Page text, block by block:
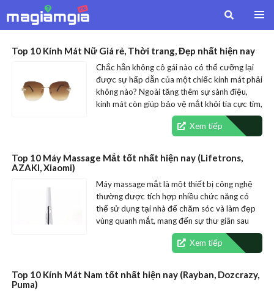
Top 10 Kính Mát Nữ Giá rẻ, Thời trang, Đẹp nhất hiện nay
Chắc hẳn không cô gái nào có thể cưỡng lại
được sự hấp dẫn của một chiếc kính mát phải
không nào? Ngoài tăng thêm sự sành điệu,
kính mát còn giúp bảo vệ mắt khỏi tia cực tím,
Xem tiếp
Top 10 Máy Massage Mắt tốt nhất hiện nay (Lifetrons,
AZAKI, Xiaomi)
Máy massage mắt là một thiết bị công nghệ
thường được tích hợp nhiều chức năng có
thể sử dụng tại nhà để chăm sóc và làm đẹp
vùng quanh mắt, mang đến sự thư giãn sau
Xem tiếp
Top 10 Kính Mát Nam tốt nhất hiện nay (Rayban, Dozcrazy,
Puma)